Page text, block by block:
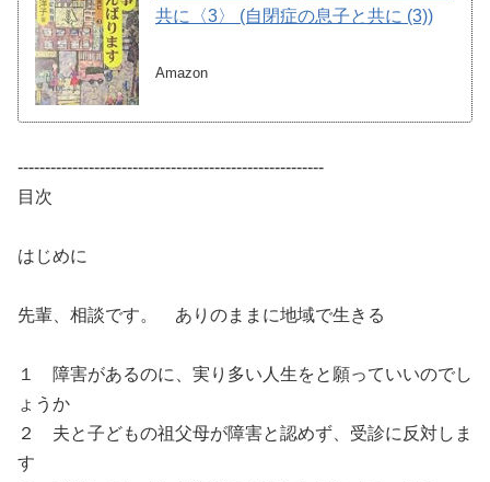
共に〈3〉 (自閉症の息子と共に (3))
Amazon
--------------------------------------------------------
目次
はじめに
先輩、相談です。 ありのままに地域で生きる
１ 障害があるのに、実り多い人生をと願っていいのでし
ょうか
２ 夫と子どもの祖父母が障害と認めず、受診に反対しま
す